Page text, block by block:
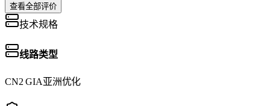
查看全部评价
技术规格
线路类型
CN2 GIA亚洲优化